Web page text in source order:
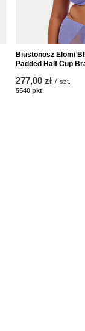
Biustonosz Elomi
Padded Half Cup
277,00 zł / szt.
5540 pktpunktów